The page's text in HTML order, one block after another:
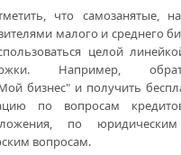
что самозанятые,
малого и среднего
целой
Например,
бизнес" и получить
по вопросам
по
вопросам.